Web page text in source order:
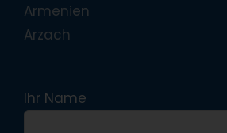
Armenien
Arzach
Ihr Name